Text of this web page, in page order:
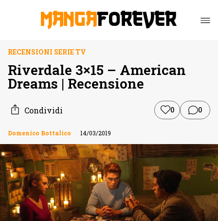
RECENSIONI SERIE TV
Riverdale 3×15 – American
Dreams | Recensione
Condividi 0 0
Domenico Bottalico 14/03/2019